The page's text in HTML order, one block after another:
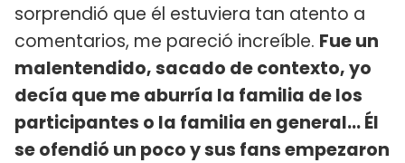
sorprendió que él estuviera tan atento a
comentarios, me pareció increíble. Fue un
malentendido, sacado de contexto, yo
decía que me aburría la familia de los
participantes o la familia en general... Él
se ofendió un poco y sus fans empezaron